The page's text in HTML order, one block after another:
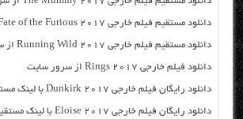
دانلود مستقیم فیلم خارجی The Fate of the Furious 2017 از سرور سایت
دانلود مستقیم فیلم خارجی Running Wild 2017 از سرور سایت
دانلود فیلم خارجی Rings 2017 از سرور سایت
دانلود رایگان فیلم خارجی Dunkirk 2017 با لینک مستقیم
دانلود رایگان فیلم خارجی Eloise 2017 با لینک مستقیم